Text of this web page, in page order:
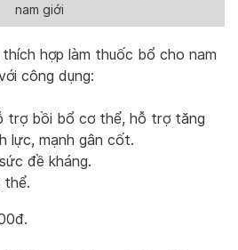
nam giới
hợp làm thuốc bổ cho nam
công dụng:
trợ bồi bổ cơ thể, hỗ trợ tăng
lực, mạnh gân cốt.
đề kháng.
thể.